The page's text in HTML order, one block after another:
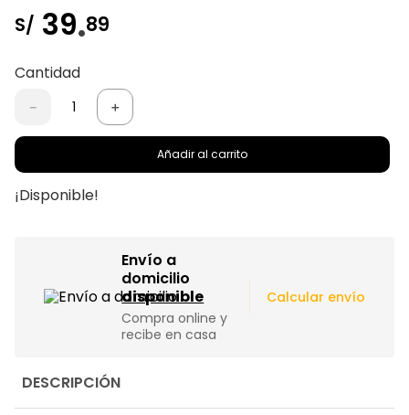
S/ 39.89
Cantidad
＋
－
Añadir al carrito
¡Disponible!
Envío a
domicilio
disponible
Compra online y
recibe en casa
| Calcular envío
DESCRIPCIÓN